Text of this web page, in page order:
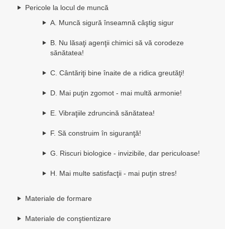
Pericole la locul de muncă
A. Muncă sigură înseamnă câştig sigur
B. Nu lăsaţi agenţii chimici să vă corodeze
sănătatea!
C. Cântăriţi bine înaite de a ridica greutăţi!
D. Mai puţin zgomot - mai multă armonie!
E. Vibraţiile zdruncină sănătatea!
F. Să construim în siguranţă!
G. Riscuri biologice - invizibile, dar periculoase!
H. Mai multe satisfacţii - mai puţin stres!
Materiale de formare
Materiale de conştientizare